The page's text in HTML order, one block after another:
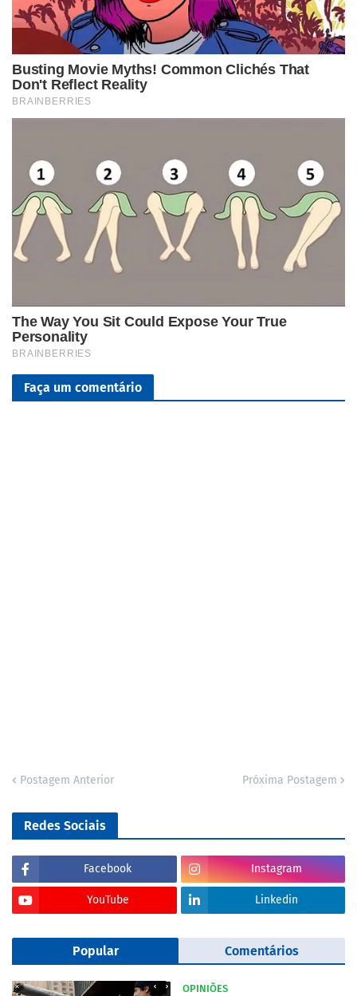
Faça um comentário
Postagem Anterior Próxima Postagem
Redes Sociais
Facebook Instagram
YouTube Linkedin
Popular Comentários
OPINIÕES